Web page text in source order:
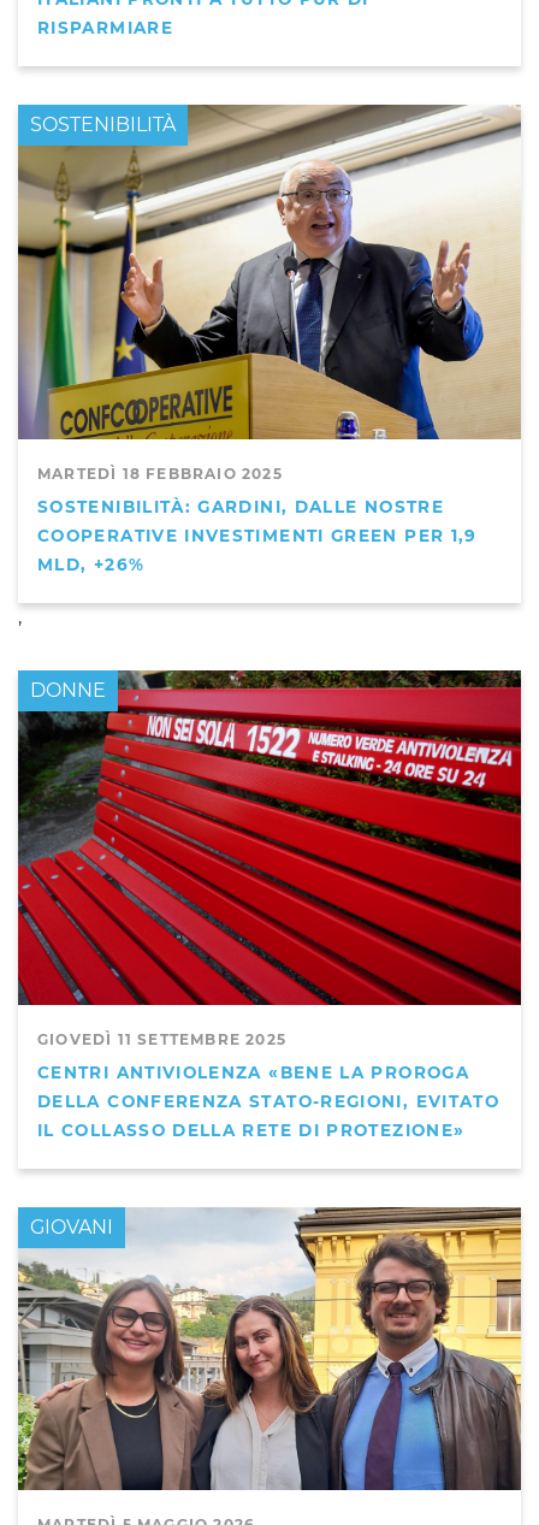
RISPARMIARE
MARTEDÌ 18 FEBBRAIO 2025
SOSTENIBILITÀ: GARDINI, DALLE NOSTRE
COOPERATIVE INVESTIMENTI GREEN PER 1,9
MLD, +26%
PRIMO PIANO
,
SOSTENIBILITÀ
GIOVEDÌ 11 SETTEMBRE 2025
CENTRI ANTIVIOLENZA «BENE LA PROROGA
DELLA CONFERENZA STATO-REGIONI, EVITATO
IL COLLASSO DELLA RETE DI PROTEZIONE»
DONNE
GIOVANI